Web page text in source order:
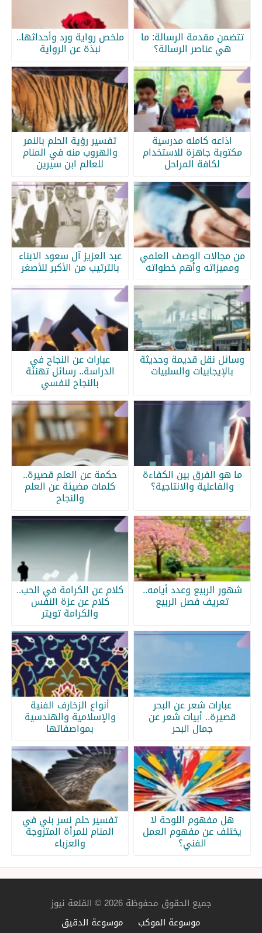
تتضمن مقدمة الرسالة: ما
هي عناصر الرسالة؟
ملخص رواية ورد وأحداثها..
نبذة عن الرواية
اذاعه كامله مدرسية
مكتوبة جاهزة للاستخدام
لكافة المراحل
تفسير رؤية الحلم بالنمر
والهروب منه في المنام
للعالم ابن سيرين
من مجالات الوصف العلمي
ومميزاته وأهم خطواته
عبد العزيز آل سعود الابناء
بالترتيب من الأكبر للأصغر
وسائل نقل قديمة وحديثة
بالإيجابيات والسلبيات
عبارات عن النجاح في
الدراسة.. رسائل تهنئة
بالنجاح لنفسي
ما هو الفرق بين الكفاءة
والفاعلية والانتاجية؟
حكمة عن العلم قصيرة..
كلمات مضيئة عن العلم
والنجاح
شهور الربيع وعدد أيامه..
تعريف فصل الربيع
كلام عن الكرامة في الحب..
كلام عن عزة النفس
والكرامة تويتر
عبارات شعر عن البحر
قصيرة.. أبيات شعر عن
جمال البحر
أنواع الزخارف الفنية
والإسلامية والهندسية
بمواصفاتها
هل مفهوم اللوحة لا
يختلف عن مفهوم العمل
الفني؟
تفسير حلم نسر بني في
المنام للمرأة المتزوجة
والعزباء
جميع الحقوق محفوظة 2026 © القلعة نيوز
موسوعة الموكب
موسوعة الدقيق